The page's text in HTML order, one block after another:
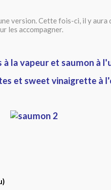
version. Cette fois-ci, il y aura
les accompagner.
à la vapeur et saumon à
et sweet vinaigrette à